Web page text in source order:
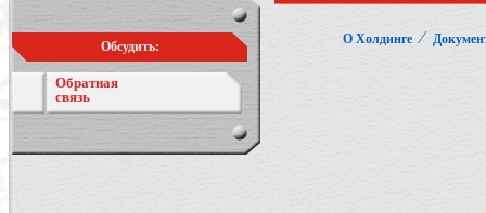
Обсудить:
Обратная
связь
О Холдинге ⁄